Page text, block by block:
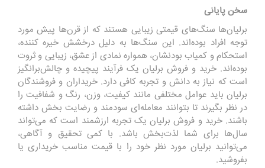
سخن پایانی
برلیان‌ها سنگ‌های قیمتی زیبایی هستند که از قرن‌ها پیش مورد
توجه افراد بوده‌اند. این سنگ‌ها به دلیل درخشش خیره کننده،
استحکام و کمیاب بودنشان، همواره نمادی از عشق، زیبایی و ثروت
بوده‌اند. خرید و فروش برلیان یک فرآیند پیچیده و چالش‌برانگیز
است که نیاز به دانش و تجربه کافی دارد. خریداران و فروشندگان
برلیان باید عوامل مختلفی مانند کیفیت، وزن، رنگ و شفافیت را
در نظر بگیرند تا بتوانند معامله‌ای سودمند و رضایت ‌بخش داشته
باشند. خرید و فروش برلیان یک تجربه ارزشمند است که می‌تواند
سال‌ها برای شما لذت‌بخش باشد. با کمی تحقیق و آگاهی،
می‌توانید برلیان مورد نظر خود را با قیمت مناسب خریداری یا
بفروشید.